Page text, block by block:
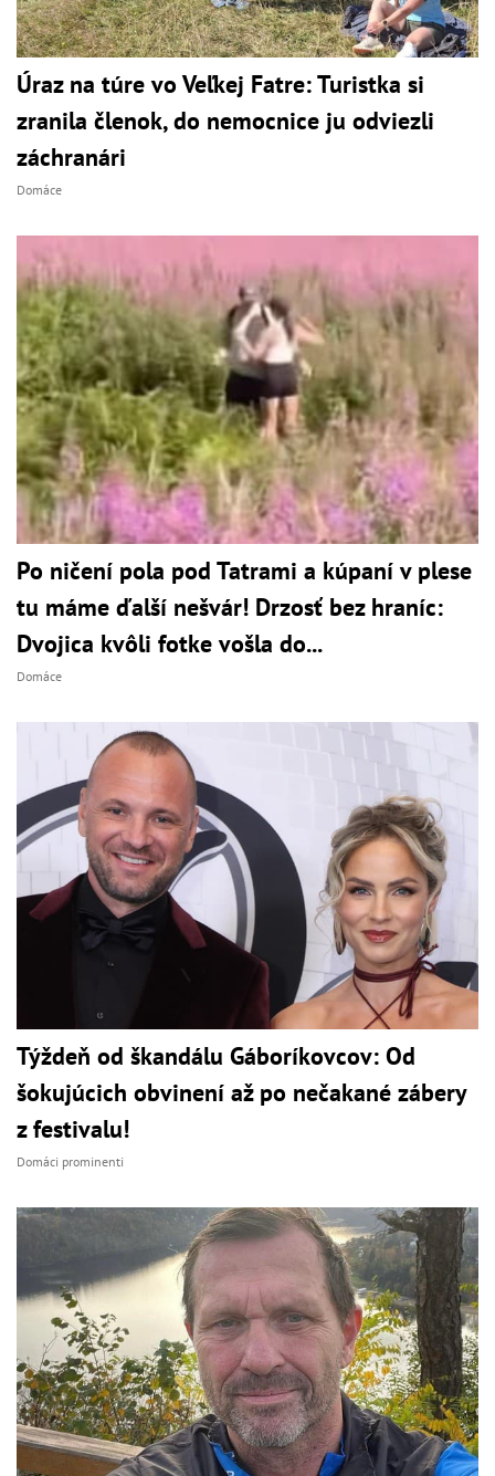
Úraz na túre vo Veľkej Fatre: Turistka si
zranila členok, do nemocnice ju odviezli
záchranári
Domáce
Po ničení pola pod Tatrami a kúpaní v plese
tu máme ďalší nešvár! Drzosť bez hraníc:
Dvojica kvôli fotke vošla do...
Domáce
Týždeň od škandálu Gáboríkovcov: Od
šokujúcich obvinení až po nečakané zábery
z festivalu!
Domáci prominenti